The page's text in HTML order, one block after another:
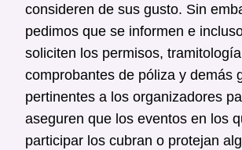
consideren de sus gusto. Sin
pedimos que se informen e
soliciten los permisos,
comprobantes de póliza y demás
pertinentes a los organizadores
aseguren que los eventos en los
participar los cubran o protejan